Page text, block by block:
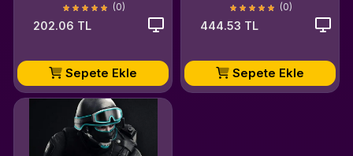
(0)
202.06 TL
Sepete Ekle
(0)
444.53 TL
Sepete Ekle